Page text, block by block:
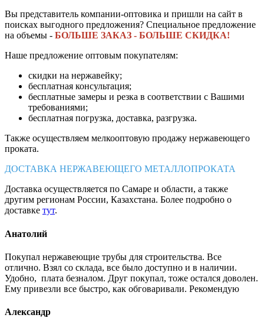
Вы представитель компании-оптовика и пришли на сайт в
поисках выгодного предложения? Специальное предложение
на объемы - БОЛЬШЕ ЗАКАЗ - БОЛЬШЕ СКИДКА!
Наше предложение оптовым покупателям:
скидки на нержавейку;
бесплатная консультация;
бесплатные замеры и резка в соответствии с Вашими
требованиями;
бесплатная погрузка, доставка, разгрузка.
Также осуществляем мелкооптовую продажу нержавеющего
проката.
ДОСТАВКА НЕРЖАВЕЮЩЕГО МЕТАЛЛОПРОКАТА
Доставка осуществляется по Самаре и области, а также
другим регионам России, Казахстана. Более подробно о
доставке тут.
Анатолий
Покупал нержавеющие трубы для строительства. Все
отлично. Взял со склада, все было доступно и в наличии.
Удобно, плата безналом. Друг покупал, тоже остался доволен.
Ему привезли все быстро, как обговаривали. Рекомендую
Александр